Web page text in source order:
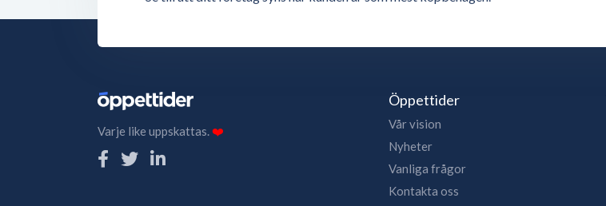
Varje like uppskattas.❤️
Öppettider
Vår vision
Nyheter
Vanliga frågor
Kontakta oss